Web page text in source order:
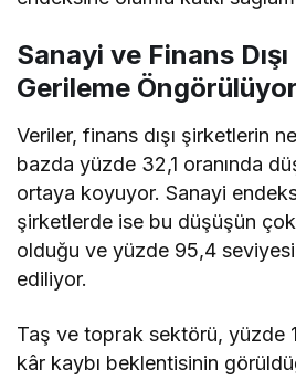
Sanayi ve Finans
Gerileme Öngörülüyor
Veriler, finans dışı şirketlerin
bazda yüzde 32,1 oranında
ortaya koyuyor. Sanayi
şirketlerde ise bu düşüşün
olduğu ve yüzde 95,4
ediliyor.
Taş ve toprak sektörü, yüzde
kâr kaybı beklentisinin